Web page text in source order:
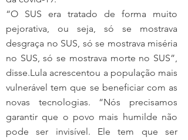
“O SUS era tratado de forma muito
pejorativa, ou seja, só se mostrava
desgraça no SUS, só se mostrava miséria
no SUS, só se mostrava morte no SUS”,
disse.Lula acrescentou a população mais
vulnerável tem que se beneficiar com as
novas tecnologias. “Nós precisamos
garantir que o povo mais humilde não
pode ser invisível. Ele tem que ser